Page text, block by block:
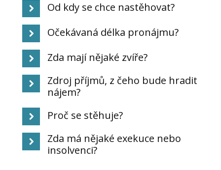
Od kdy se chce nastěhovat?
Očekávaná délka pronájmu?
Zda mají nějaké zvíře?
Zdroj příjmů, z čeho bude hradit
nájem?
Proč se stěhuje?
Zda má nějaké exekuce nebo
insolvenci?